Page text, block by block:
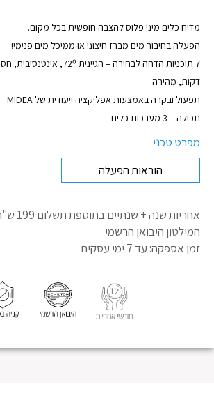
מדיח כלים מיני פלוס להצבה חופשית בכל מקום.
הפעלה בחיבור מים מברז חיצוני או ממיכל מים פנימי!
דקות, מהירה.
תפעול ובקרה באמצעות אפליקציה ייעודית של MIDEA
תכולה – 3 מערכות כלים
מפרט טכני
הוראות הפעלה
אחריות שנה + שנתיים בתוספת תשלום 199 ש"ח בכפוף לתקנון
המילטון היבואן הרשמי
זמן אספקה: עד 7 ימי עסקים